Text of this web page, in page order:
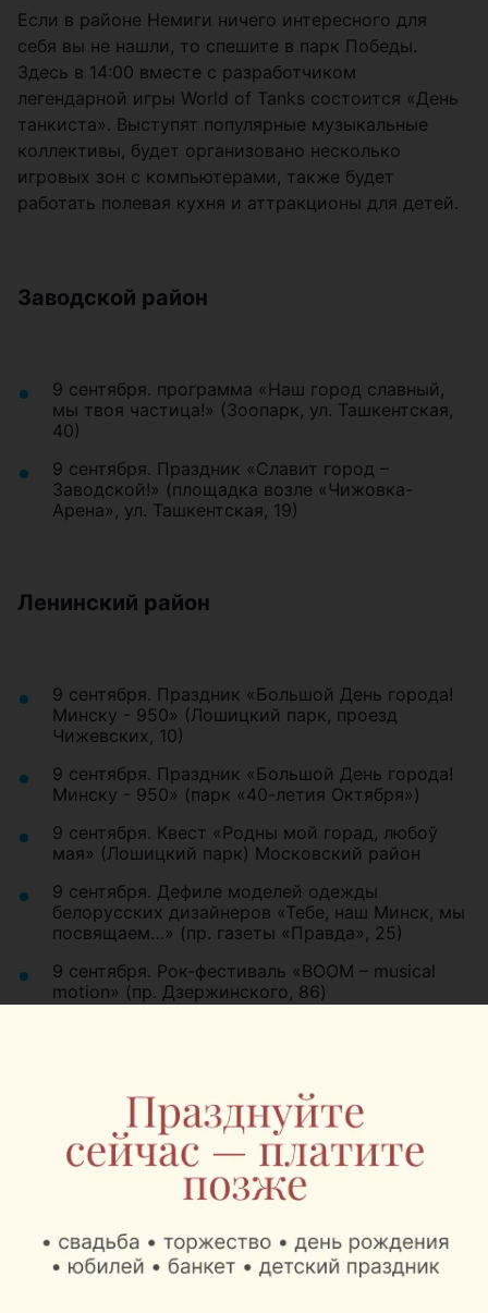
Если в районе Немиги ничего интересного для
себя вы не нашли, то спешите в парк Победы.
Здесь в 14:00 вместе с разработчиком
легендарной игры World of Tanks состоится «День
танкиста». Выступят популярные музыкальные
коллективы, будет организовано несколько
игровых зон с компьютерами, также будет
работать полевая кухня и аттракционы для детей.
Заводской район
9 сентября. программа «Наш город славный,
мы твоя частица!» (Зоопарк, ул. Ташкентская,
40)
9 сентября. Праздник «Славит город –
Заводской!» (площадка возле «Чижовка-
Арена», ул. Ташкентская, 19)
Ленинский район
9 сентября. Праздник «Большой День города!
Минску - 950» (Лошицкий парк, проезд
Чижевских, 10)
9 сентября. Праздник «Большой День города!
Минску - 950» (парк «40-летия Октября»)
9 сентября. Квест «Родны мой горад, любоў
мая» (Лошицкий парк) Московский район
9 сентября. Дефиле моделей одежды
белорусских дизайнеров «Тебе, наш Минск, мы
посвящаем…» (пр. газеты «Правда», 25)
9 сентября. Рок-фестиваль «BOOM – musical
motion» (пр. Дзержинского, 86)
8 сентября. «Селфи-квест» (ул. Асаналиева,
8 сентября. Праздник «Наш город начинается
отсюда!» («Сокол», площадка у торгового
центра).